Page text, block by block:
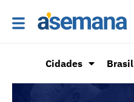
Cidades Brasil